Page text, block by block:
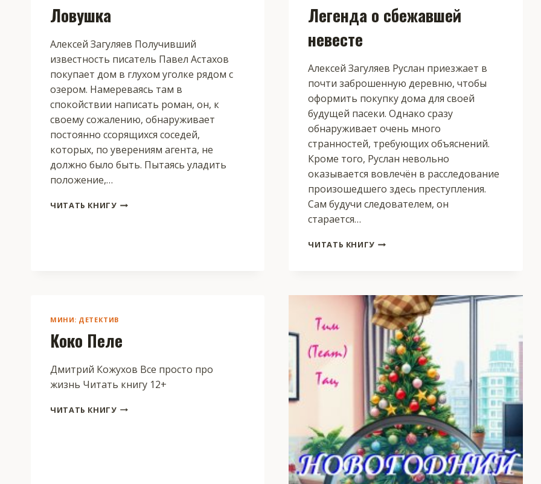
Ловушка
Алексей Загуляев Получивший
известность писатель Павел Астахов
покупает дом в глухом уголке рядом с
озером. Намереваясь там в
спокойствии написать роман, он, к
своему сожалению, обнаруживает
постоянно ссорящихся соседей,
которых, по уверениям агента, не
должно было быть. Пытаясь уладить
положение,…
ЧИТАТЬ КНИГУЛОВУШКА
Легенда о сбежавшей
невесте
Алексей Загуляев Руслан приезжает в
почти заброшенную деревню, чтобы
оформить покупку дома для своей
будущей пасеки. Однако сразу
обнаруживает очень много
странностей, требующих объяснений.
Кроме того, Руслан невольно
оказывается вовлечён в расследование
произошедшего здесь преступления.
Сам будучи следователем, он
старается…
ЧИТАТЬ КНИГУ ЛЕГЕНДА
МИНИ: ДЕТЕКТИВ
Коко Пеле
Дмитрий Кожухов Все просто про
жизнь Читать книгу 12+
ЧИТАТЬ КНИГУКОКО